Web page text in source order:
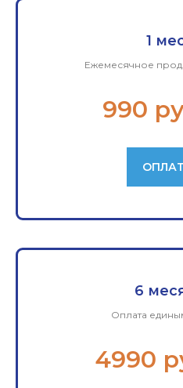
1
Ежемесячное
990
6
Оплата
4990